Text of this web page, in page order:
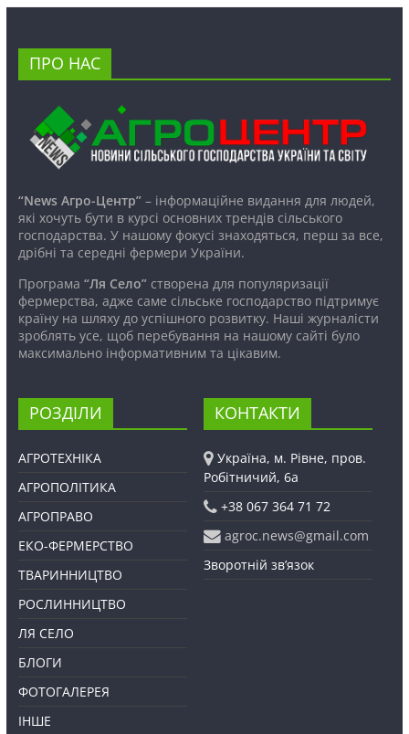
ПРО НАС
“News Агро-Центр”– інформаційне видання для людей,
які хочуть бути в курсі основних трендів сільського
господарства. У нашому фокусі знаходяться, перш за все,
дрібні та середні фермери України.
Програма “Ля Село”створена для популяризації
фермерства, адже саме сільське господарство підтримує
країну на шляху до успішного розвитку. Наші журналісти
зроблять усе, щоб перебування на нашому сайті було
максимально інформативним та цікавим.
РОЗДІЛИ
АГРОТЕХНІКА
АГРОПОЛІТИКА
АГРОПРАВО
ЕКО-ФЕРМЕРСТВО
ТВАРИННИЦТВО
РОСЛИННИЦТВО
ЛЯ СЕЛО
БЛОГИ
ФОТОГАЛЕРЕЯ
ІНШЕ
КОНТАКТИ
Україна, м. Рівне, пров.
Робітничий, 6а
+38 067 364 71 72
agroc.news@gmail.com
Зворотній зв’язок